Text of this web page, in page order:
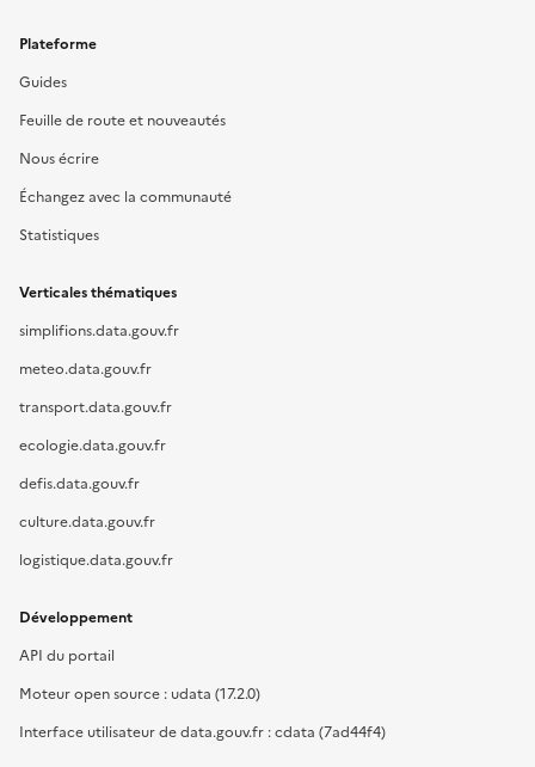
Plateforme
Guides
Feuille de route et nouveautés
Nous écrire
Échangez avec la communauté
Statistiques
Verticales thématiques
simplifions.data.gouv.fr
meteo.data.gouv.fr
transport.data.gouv.fr
ecologie.data.gouv.fr
defis.data.gouv.fr
culture.data.gouv.fr
logistique.data.gouv.fr
Développement
API du portail
Moteur open source : udata (17.2.0)
Interface utilisateur de data.gouv.fr : cdata (7ad44f4)